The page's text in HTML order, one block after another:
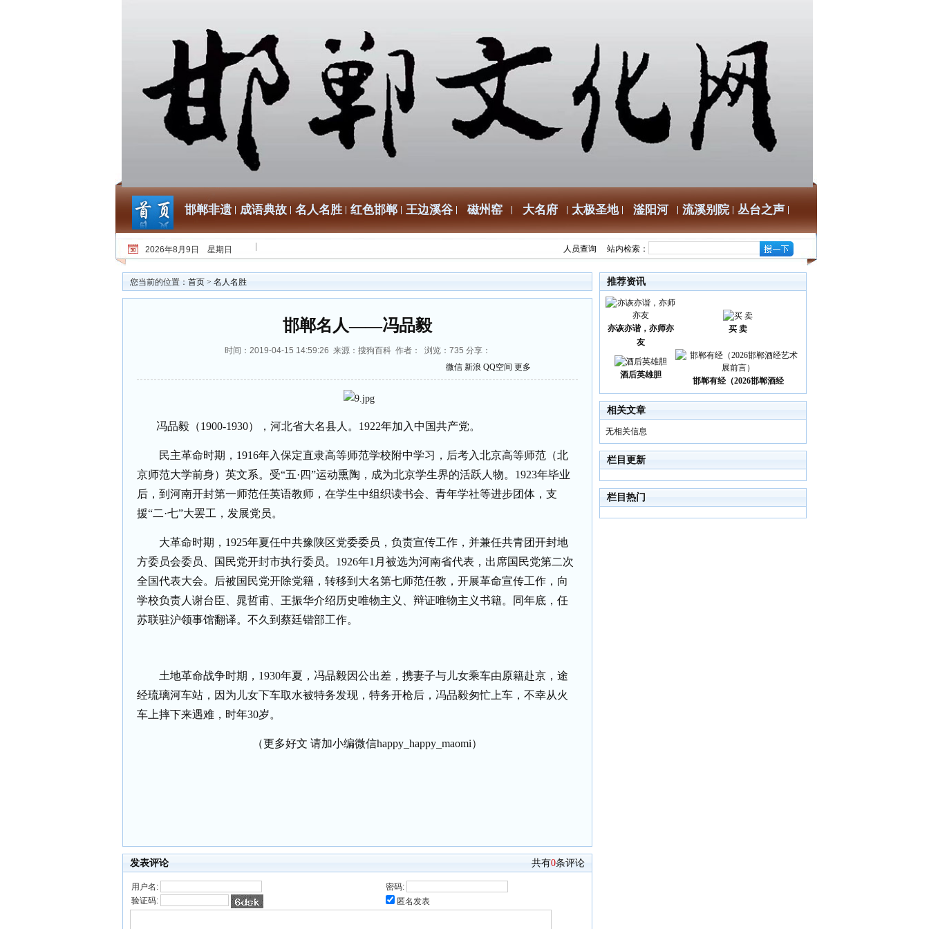
邯郸非遗 成语典故 名人名胜 红色邯郸 王边溪谷 磁州窑 大名府 太极圣地 滏阳河 流溪别院 丛台之声
2026年8月9日 星期日 人员查询 站内检索：
您当前的位置： 首页 > 名人名胜
邯郸名人——冯品毅
时间：2019-04-15 14:59:26 来源：搜狗百科 作者： 浏览： 735 分享：
微信 新浪 QQ空间 更多
冯品毅（1900-1930），河北省大名县人。 1922年加入中国共产党。
民主革命时期， 1916年入保定直隶高等师范学校附中学习，后考入北京高等师范（北
京师范大学前身）英文系。受“五·四”运动熏陶，成为北京学生界的活跃人物。 1923年毕业
后，到河南开封第一师范任英语教师，在学生中组织读书会、青年学社等进步团体，支
援“二·七”大罢工，发展党员。
大革命时期， 1925年夏任中共豫陕区党委委员，负责宣传工作，并兼任共青团开封地
方委员会委员、国民党开封市执行委员。 1926年1 月被选为河南省代表，出席国民党第二次
全国代表大会。后被国民党开除党籍，转移到大名第七师范任教，开展革命宣传工作，向
学校负责人谢台臣、晁哲甫、王振华介绍历史唯物主义、辩证唯物主义书籍。同年底，任
苏联驻沪领事馆翻译。不久到蔡廷锴部工作。
土地革命战争时期， 1930年夏，冯品毅因公出差，携妻子与儿女乘车由原籍赴京，途
经琉璃河车站，因为儿女下车取水被特务发现，特务开枪后，冯品毅匆忙上车，不幸从火
车上摔下来遇难，时年30岁。
（更多好文 请加小编微信happy_happy_maomi）
发表评论 共有0条评论
用户名:
密码:
验证码:
匿名发表
推荐资讯
亦诙亦谐，亦师亦
友
买 卖
酒后英雄胆
邯郸有经（2026邯郸酒经
相关文章
无相关信息
栏目更新
栏目热门